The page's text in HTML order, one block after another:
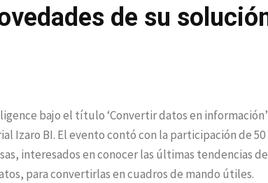
de su
bajo el título ‘Convertir datos en
Izaro BI. El evento contó con la participación de 50
interesados en conocer las últimas tendencias
para convertirlas en cuadros de mando útiles.